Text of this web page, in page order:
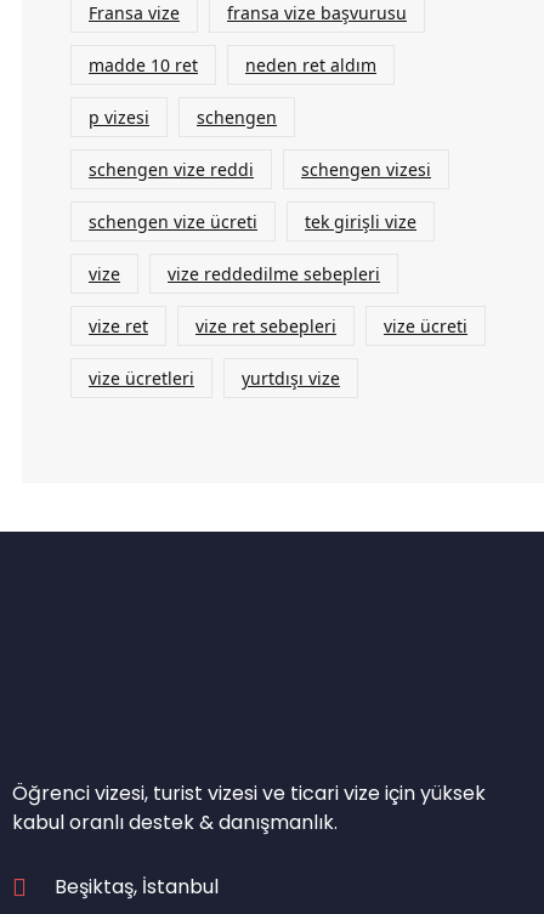
Fransa vize fransa vize başvurusu
madde 10 ret neden ret aldım
p vizesi schengen
schengen vize reddi schengen vizesi
schengen vize ücreti tek girişli vize
vize vize reddedilme sebepleri
vize ret vize ret sebepleri vize ücreti
vize ücretleri yurtdışı vize
Öğrenci vizesi, turist vizesi ve ticari vize için yüksek
kabul oranlı destek & danışmanlık.
Beşiktaş, İstanbul